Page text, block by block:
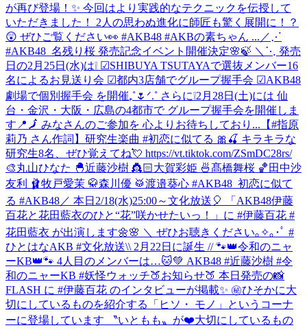
が再び登場！✨ 今回はより実践的なテクニックを伝授して
いただきました！ 2人の思わぬ進化に師匠も驚く展開に！？
😲 ぜひご覧ください👀 #AKB48 #AKBの素ちゃん ... ／⋰
#AKB48_名残り桜 発売記念イベント開催決定🌸🍃 ＼⋱ 発売
日の2月25日(水)は❕ ☑︎SHIBUYA TSUTAYAで選抜メンバー16
名によるお見送り会 ☑︎都内3店舗でグループ握手会 ☑︎AKB48
劇場で個別握手会 を開催₊˚🌷ᐟ.˚ さらに❕2月28日(土)には 仙
台・金沢・大阪・広島の4都市で グループ握手会を開催しま
す📍🗾 みなさんのご参加を 心よりお待ちしており... 【#指原
莉乃 さん作詞】研究生楽曲 #初恋に似てる 🎀🍒 キラキラな
研究生8名、ぜひ覚えてね💘 https://vt.tiktok.com/ZSmDC28rs/
🎨丸山ひなた 🐣近藤沙樹 👸🏻大賀彩姫 🍜髙橋舞桜 🏀田中沙
友利 🩰牧戸愛茉 🥋森川優 🥁渡邉葵心 #AKB48_初恋に似て
る #AKB48／ 本日2/18(水)25:00～文化放送🎈 「AKB48伊藤
百花と花田藍衣のひと“花”咲かせたいっ！」に #伊藤百花 #
花田藍衣 が出演します🌼🌸 ＼ ぜひお聴きください｡✧｡･ﾟ #
ひとはなAKB #文化放送\\ 2月22日に誕生 // 🐾👑令和のニャ
ーKB👑🐾 4人目のメンバーは…🐱💚 AKB48 #近藤沙樹 #令
和のニャーKB #妖怪ウォッチ🍑お知らせ🍑 本日発売の📸
FLASH に #伊藤百花 のインタビューが掲載✨ ㊙️ひそかに大
切にしているものを紹介する「ヒソ・ モノ」というコーナ
ーに登場しています 〝いともも〟が❤️大切にしているもの